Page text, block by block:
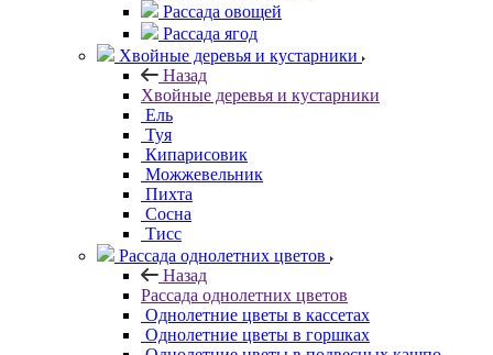
Рассада овощей
Рассада ягод
Хвойные деревья и кустарники
Назад
Хвойные деревья и кустарники
Ель
Туя
Кипарисовик
Можжевельник
Пихта
Сосна
Тисc
Рассада однолетних цветов
Назад
Рассада однолетних цветов
Однолетние цветы в кассетах
Однолетние цветы в горшках